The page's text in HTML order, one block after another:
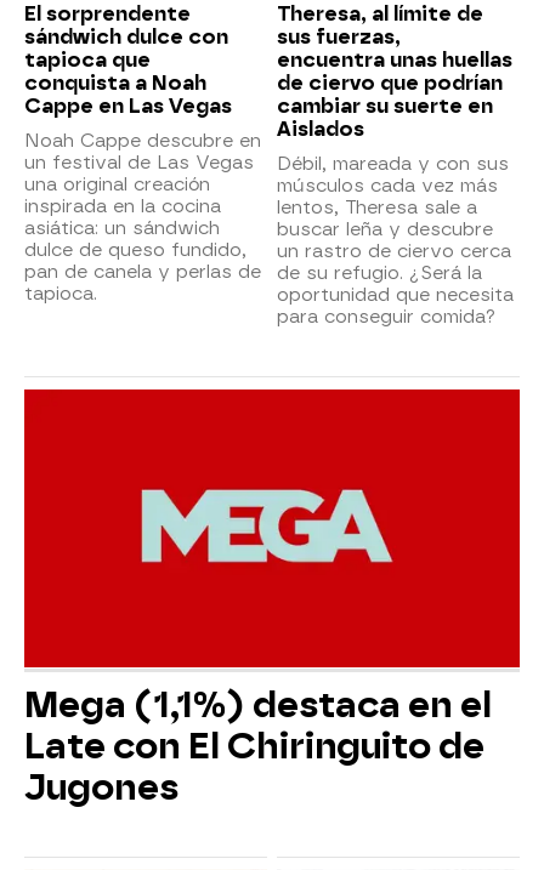
El sorprendente
sándwich dulce con
tapioca que
conquista a Noah
Cappe en Las Vegas
Noah Cappe descubre en
un festival de Las Vegas
una original creación
inspirada en la cocina
asiática: un sándwich
dulce de queso fundido,
pan de canela y perlas de
tapioca.
Theresa, al límite de
sus fuerzas,
encuentra unas huellas
de ciervo que podrían
cambiar su suerte en
Aislados
Débil, mareada y con sus
músculos cada vez más
lentos, Theresa sale a
buscar leña y descubre
un rastro de ciervo cerca
de su refugio. ¿Será la
oportunidad que necesita
para conseguir comida?
Mega (1,1%) destaca en el
Late con El Chiringuito de
Jugones